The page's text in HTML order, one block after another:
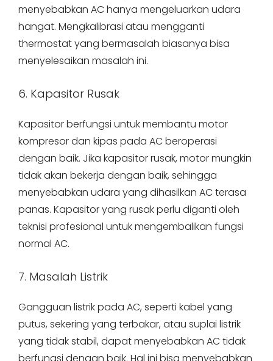
menyebabkan AC hanya mengeluarkan udara
hangat. Mengkalibrasi atau mengganti
thermostat yang bermasalah biasanya bisa
menyelesaikan masalah ini.
6. Kapasitor Rusak
Kapasitor berfungsi untuk membantu motor
kompresor dan kipas pada AC beroperasi
dengan baik. Jika kapasitor rusak, motor mungkin
tidak akan bekerja dengan baik, sehingga
menyebabkan udara yang dihasilkan AC terasa
panas. Kapasitor yang rusak perlu diganti oleh
teknisi profesional untuk mengembalikan fungsi
normal AC.
7. Masalah Listrik
Gangguan listrik pada AC, seperti kabel yang
putus, sekering yang terbakar, atau suplai listrik
yang tidak stabil, dapat menyebabkan AC tidak